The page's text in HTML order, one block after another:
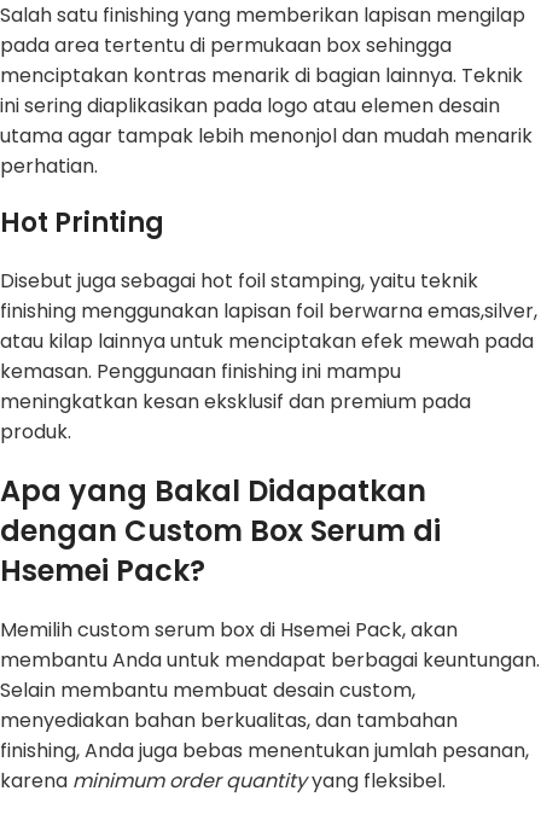
Salah satu finishing yang memberikan lapisan mengilap
pada area tertentu di permukaan box sehingga
menciptakan kontras menarik di bagian lainnya. Teknik
ini sering diaplikasikan pada logo atau elemen desain
utama agar tampak lebih menonjol dan mudah menarik
perhatian.
Hot Printing
Disebut juga sebagai hot foil stamping, yaitu teknik
finishing menggunakan lapisan foil berwarna emas,silver,
atau kilap lainnya untuk menciptakan efek mewah pada
kemasan. Penggunaan finishing ini mampu
meningkatkan kesan eksklusif dan premium pada
produk.
Apa yang Bakal Didapatkan
dengan Custom Box Serum di
Hsemei Pack?
Memilih custom serum box di Hsemei Pack, akan
membantu Anda untuk mendapat berbagai keuntungan.
Selain membantu membuat desain custom,
menyediakan bahan berkualitas, dan tambahan
finishing, Anda juga bebas menentukan jumlah pesanan,
karena minimum order quantityyang fleksibel.